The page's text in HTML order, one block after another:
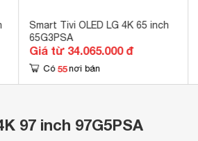
Smart Tivi OLED LG 4K 65 inch
65G3PSA
Giá từ 34.065.000 đ
Có 55 nơi bán
97 inch 97G5PSA